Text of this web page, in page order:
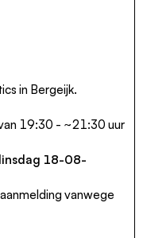
in Bergeijk.
19:30 - ~21:30 uur
18-08-
vanwege